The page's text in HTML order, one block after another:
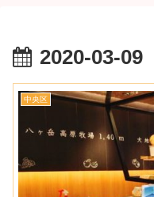
2020-03-09
中央区